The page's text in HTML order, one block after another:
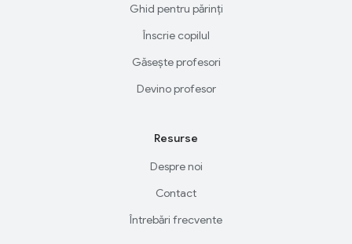
Ghid pentru părinți
Înscrie copilul
Găsește profesori
Devino profesor
Resurse
Despre noi
Contact
Întrebări frecvente